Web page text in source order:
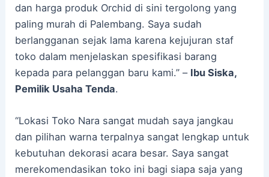
dan harga produk Orchid di sini tergolong yang
paling murah di Palembang. Saya sudah
berlangganan sejak lama karena kejujuran staf
toko dalam menjelaskan spesifikasi barang
kepada para pelanggan baru kami.” – Ibu Siska,
Pemilik Usaha Tenda.
“Lokasi Toko Nara sangat mudah saya jangkau
dan pilihan warna terpalnya sangat lengkap untuk
kebutuhan dekorasi acara besar. Saya sangat
merekomendasikan toko ini bagi siapa saja yang